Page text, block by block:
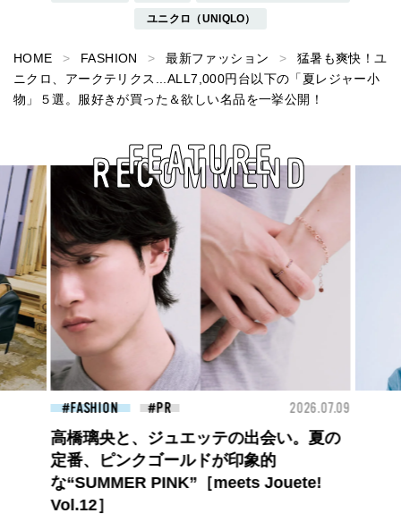
ユニクロ（UNIQLO）
HOME FASHION 最新ファッション
猛暑も爽快！ユ
ニクロ、アークテリクス...ALL7,000円台以下の「夏レジャー小
物」５選。服好きが買った＆欲しい名品を一挙公開！
RECOMMEND
FEATURE
BEAUTY 2026.07.09
夏のパーマ、さらにあか抜け。N.（エヌ
ドット）のスタイリングアイテムで作る
旬ヘアのテクニックを、人気３サロンに
教わった！